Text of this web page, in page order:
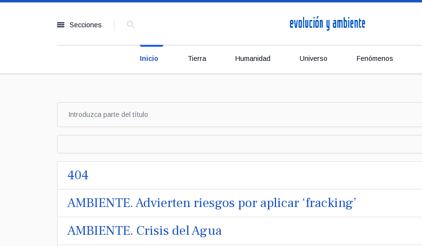
Secciones
Inicio Tierra Humanidad Universo Fenómenos
404
AMBIENTE. Advierten riesgos por aplicar ‘fracking’
AMBIENTE. Crisis del Agua